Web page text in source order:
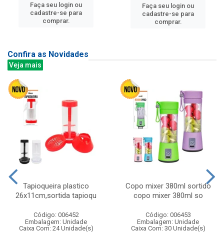
Faça seu login ou
cadastre-se para
comprar.
Faça seu login ou
cadastre-se para
comprar.
Confira as Novidades
Veja mais
Tapioqueira plastico
26x11cm,sortida tapioqu
Código: 006452
Embalagem: Unidade
Caixa Com: 24 Unidade(s)
Copo mixer 380ml sortido
copo mixer 380ml so
Código: 006453
Embalagem: Unidade
Caixa Com: 30 Unidade(s)